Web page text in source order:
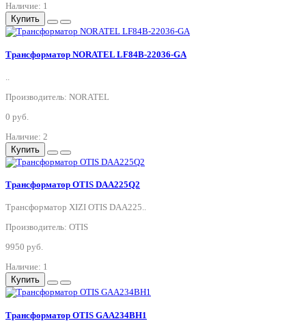
Наличие: 1
Купить
Трансформатор NORATEL LF84B-22036-GA
Производитель: NORATEL
0 руб.
Наличие: 2
Купить
Трансформатор OTIS DAA225Q2
Трансформатор XIZI OTIS DAA225..
Производитель: OTIS
9950 руб.
Наличие: 1
Купить
Трансформатор OTIS GAA234BH1